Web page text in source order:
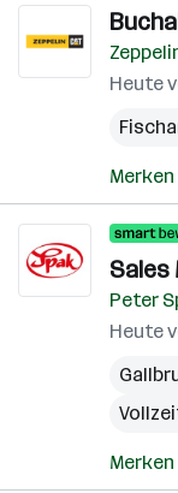
Heute
Merken
Sales
Peter
Heute
Merken